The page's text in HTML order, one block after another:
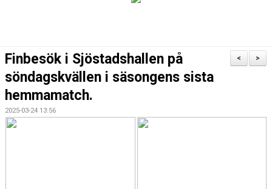
MATCHER
TABELL
TRUPPEN
>
<
Finbesök i Sjöstadshallen på
söndagskvällen i säsongens sista
hemmamatch.
2025-03-24 13:56